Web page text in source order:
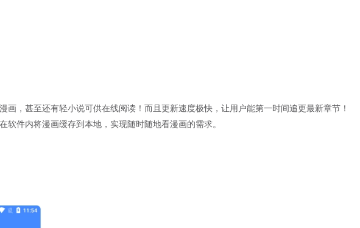
，甚至还有轻小说可供在线阅读！而且更新速度极快，让用户能第一时间追更最新章节！
件内将漫画缓存到本地，实现随时随地看漫画的需求。